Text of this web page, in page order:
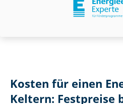
Kosten für einen
Keltern: Festpreise